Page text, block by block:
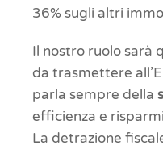
36% sugli altri
Il nostro ruolo sarà
da trasmettere
parla sempre della
efficienza e
La detrazione